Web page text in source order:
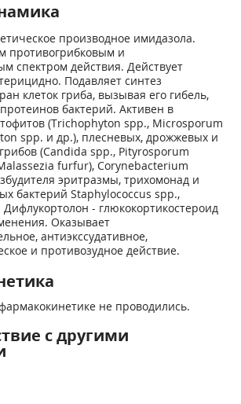
производное имидазола.
противогрибковым и
спектром действия. Действует
Подавляет синтез
клеток гриба, вызывая его гибель,
бактерий. Активен в
(Trichophyton spp., Microsporum
spp. и др.), плесневых, дрожжевых и
(Candida spp., Pityrosporum
furfur), Corynebacterium
эритразмы, трихомонад и
бактерий Staphylococcus spp.,
- глюкокортикостероид
Оказывает
антиэкссудативное,
и противозудное действие.
не проводились.
с другими